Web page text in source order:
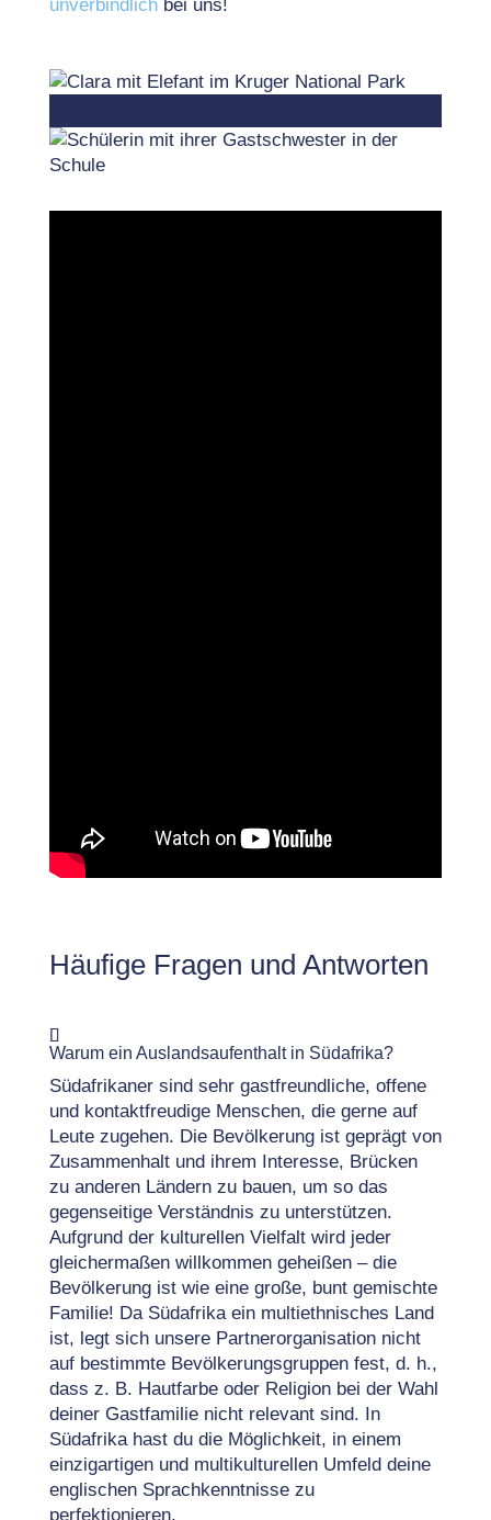
unverbindlichbei uns!
Häufige Fragen und Antworten
Warum ein Auslandsaufenthalt in Südafrika?
Südafrikaner sind sehr gastfreundliche, offene
und kontaktfreudige Menschen, die gerne auf
Leute zugehen. Die Bevölkerung ist geprägt von
Zusammenhalt und ihrem Interesse, Brücken
zu anderen Ländern zu bauen, um so das
gegenseitige Verständnis zu unterstützen.
Aufgrund der kulturellen Vielfalt wird jeder
gleichermaßen willkommen geheißen – die
Bevölkerung ist wie eine große, bunt gemischte
Familie! Da Südafrika ein multiethnisches Land
ist, legt sich unsere Partnerorganisation nicht
auf bestimmte Bevölkerungsgruppen fest, d. h.,
dass z. B. Hautfarbe oder Religion bei der Wahl
deiner Gastfamilie nicht relevant sind. In
Südafrika hast du die Möglichkeit, in einem
einzigartigen und multikulturellen Umfeld deine
englischen Sprachkenntnisse zu
perfektionieren.